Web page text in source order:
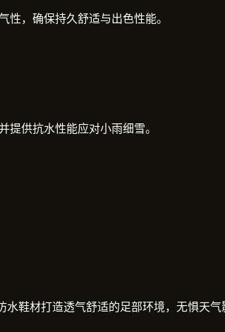
，确保持久舒适与出色性能。
供抗水性能应对小雨细雪。
鞋材打造透气舒适的足部环境，无惧天